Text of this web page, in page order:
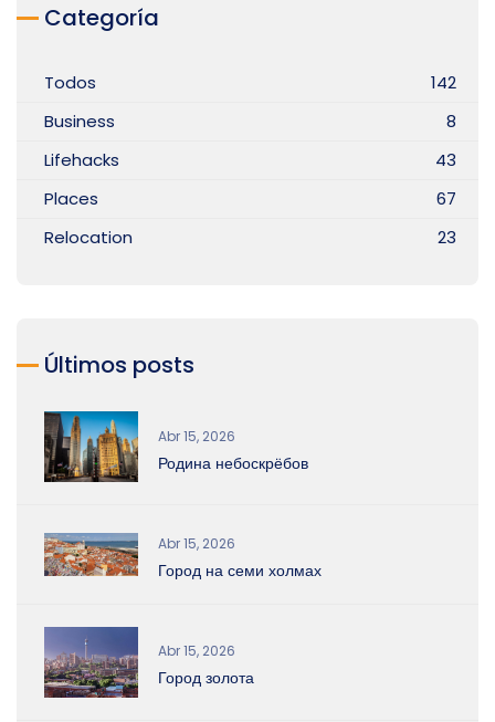
Categoría
Todos
142
Business
8
Lifehacks
43
Places
67
Relocation
23
Últimos posts
Abr 15, 2026
Родина небоскрёбов
Abr 15, 2026
Город на семи холмах
Abr 15, 2026
Город золота